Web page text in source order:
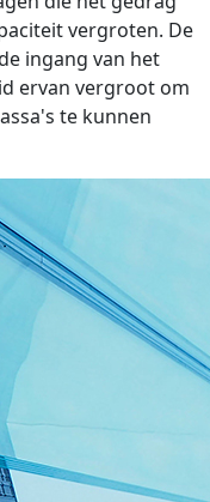
vergroten. De
ingang van het
ervan vergroot om
te kunnen